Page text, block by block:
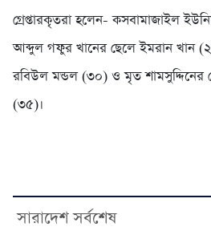
গ্রেপ্তারকৃতরা হলেন- কসবামাজাইল
আব্দুল গফুর খানের ছেলে ইমরান খান
রবিউল মন্ডল (৩০) ও মৃত শামসুদ্দিনের
(৩৫)।
সারাদেশ সর্বশেষ